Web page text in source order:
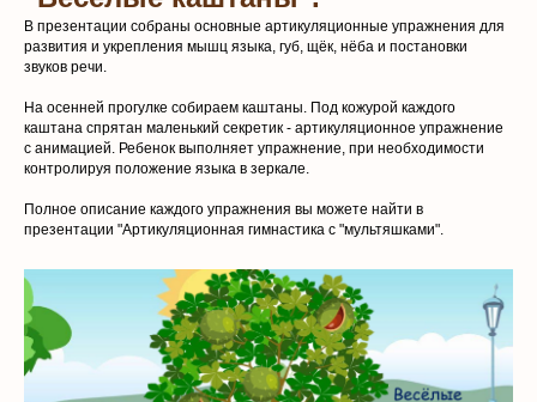
В презентации собраны основные артикуляционные упражнения для
развития и укрепления мышц языка, губ, щёк, нёба и постановки
звуков речи.
На осенней прогулке собираем каштаны. Под кожурой каждого
каштана спрятан маленький секретик - артикуляционное упражнение
с анимацией. Ребенок выполняет упражнение, при необходимости
контролируя положение языка в зеркале.
Полное описание каждого упражнения вы можете найти в
презентации "Артикуляционная гимнастика с "мультяшками".